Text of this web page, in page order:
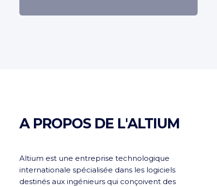
A PROPOS DE L'ALTIUM
Altium est une entreprise technologique
internationale spécialisée dans les logiciels
destinés aux ingénieurs qui conçoivent des